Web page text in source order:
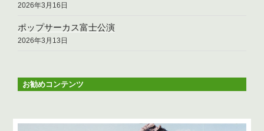
2026年3月16日
ポップサーカス富士公演
2026年3月13日
お勧めコンテンツ